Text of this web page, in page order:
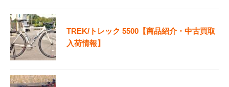
TREK/トレック 5500【商品紹介・中古買取
入荷情報】